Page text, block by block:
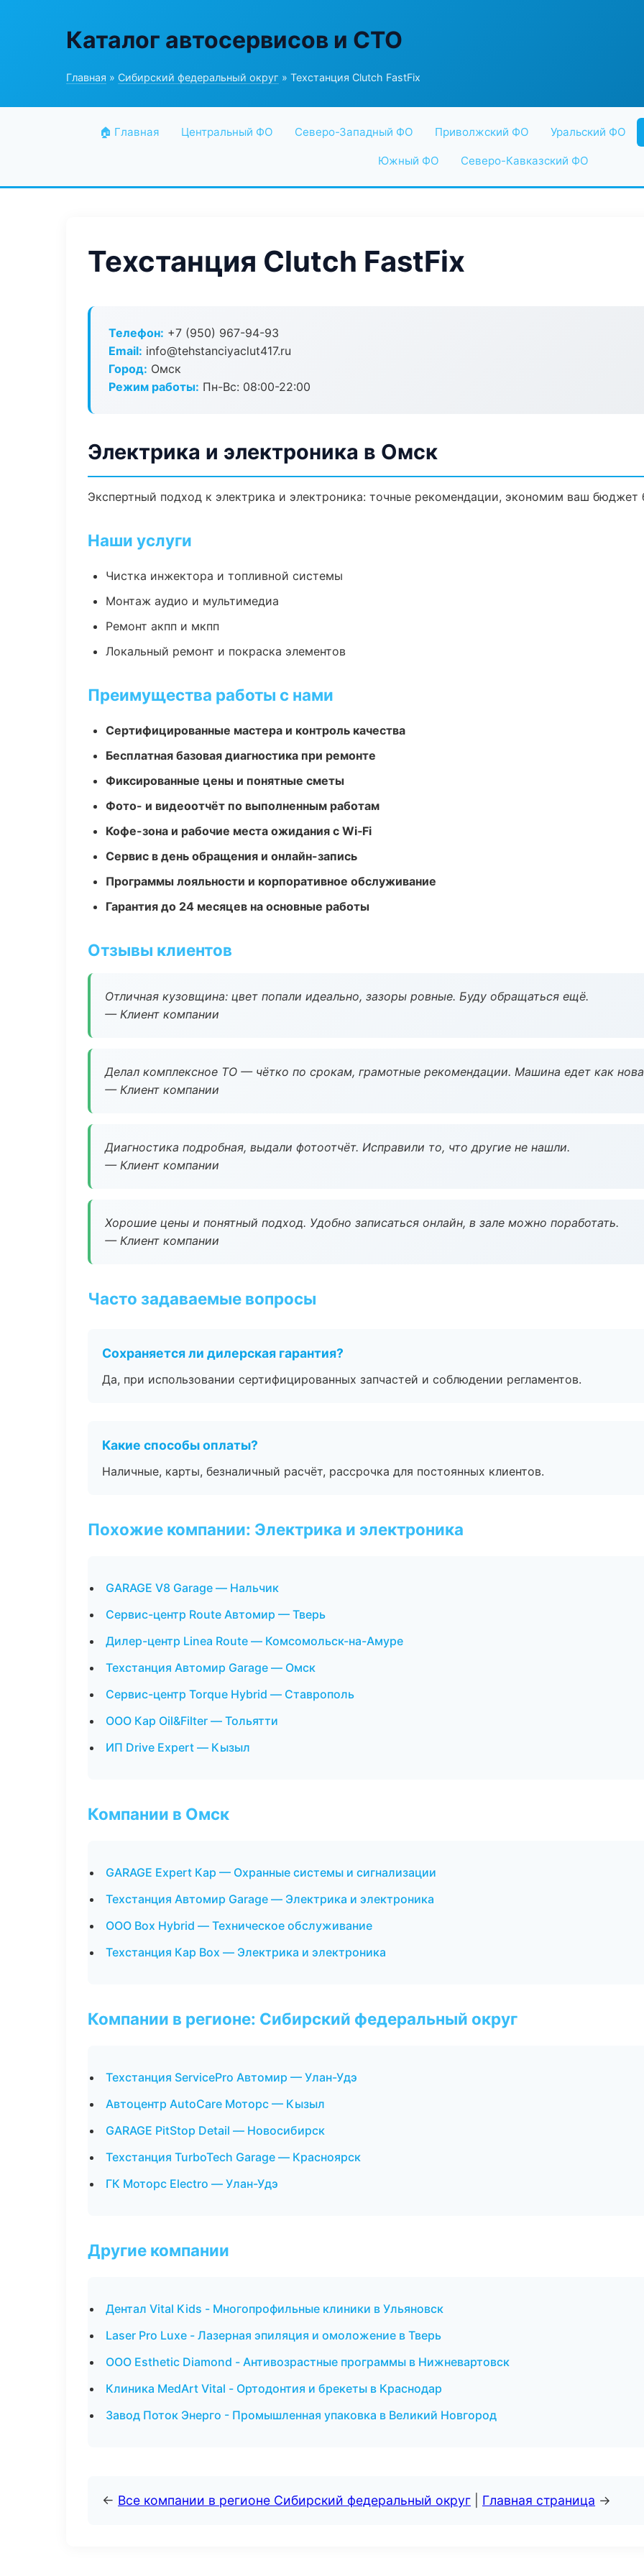
Каталог автосервисов и СТО
Главная » Сибирский федеральный округ » Техстанция Clutch FastFix
🏠 Главная Центральный ФО Северо-Западный ФО Приволжский ФО Уральский ФО
Южный ФО Северо-Кавказский ФО
Техстанция Clutch FastFix
Телефон: +7 (950) 967-94-93
Email: info@tehstanciyaclut417.ru
Город: Омск
Режим работы: Пн-Вс: 08:00-22:00
Электрика и электроника в Омск
Экспертный подход к электрика и электроника: точные рекомендации, экономим ваш бюджет
Наши услуги
Чистка инжектора и топливной системы
Монтаж аудио и мультимедиа
Ремонт акпп и мкпп
Локальный ремонт и покраска элементов
Преимущества работы с нами
Сертифицированные мастера и контроль качества
Бесплатная базовая диагностика при ремонте
Фиксированные цены и понятные сметы
Фото- и видеоотчёт по выполненным работам
Кофе-зона и рабочие места ожидания с Wi‑Fi
Сервис в день обращения и онлайн-запись
Программы лояльности и корпоративное обслуживание
Гарантия до 24 месяцев на основные работы
Отзывы клиентов
Отличная кузовщина: цвет попали идеально, зазоры ровные. Буду обращаться ещё.
— Клиент компании
Делал комплексное ТО — чётко по срокам, грамотные рекомендации. Машина едет как
— Клиент компании
Диагностика подробная, выдали фотоотчёт. Исправили то, что другие не нашли.
— Клиент компании
Хорошие цены и понятный подход. Удобно записаться онлайн, в зале можно поработать.
— Клиент компании
Часто задаваемые вопросы
Сохраняется ли дилерская гарантия?
Да, при использовании сертифицированных запчастей и соблюдении регламентов.
Какие способы оплаты?
Наличные, карты, безналичный расчёт, рассрочка для постоянных клиентов.
Похожие компании: Электрика и электроника
GARAGE V8 Garage — Нальчик
Сервис-центр Route Автомир — Тверь
Дилер-центр Linea Route — Комсомольск-на-Амуре
Техстанция Автомир Garage — Омск
Сервис-центр Torque Hybrid — Ставрополь
ООО Кар Oil&Filter — Тольятти
ИП Drive Expert — Кызыл
Компании в Омск
GARAGE Expert Кар — Охранные системы и сигнализации
Техстанция Автомир Garage — Электрика и электроника
ООО Box Hybrid — Техническое обслуживание
Техстанция Кар Box — Электрика и электроника
Компании в регионе: Сибирский федеральный округ
Техстанция ServicePro Автомир — Улан-Удэ
Автоцентр AutoCare Моторс — Кызыл
GARAGE PitStop Detail — Новосибирск
Техстанция TurboTech Garage — Красноярск
ГК Моторс Electro — Улан-Удэ
Другие компании
Дентал Vital Kids - Многопрофильные клиники в Ульяновск
Laser Pro Luxe - Лазерная эпиляция и омоложение в Тверь
ООО Esthetic Diamond - Антивозрастные программы в Нижневартовск
Клиника MedArt Vital - Ортодонтия и брекеты в Краснодар
Завод Поток Энерго - Промышленная упаковка в Великий Новгород
← Все компании в регионе Сибирский федеральный округ Главная страница →